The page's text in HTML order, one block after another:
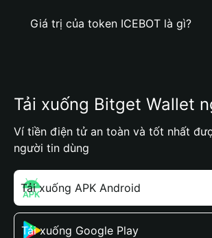
Giá trị của token ICEBOT là gì?
Tải xuống Bitget Wallet
Ví tiền điện tử an toàn và tốt nhất
người tin dùng
Tải xuống APK Android
Tải xuống Google Play